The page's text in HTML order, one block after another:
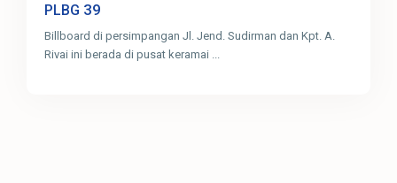
PLBG 39
Billboard di persimpangan Jl. Jend. Sudirman dan Kpt. A.
Rivai ini berada di pusat keramai ...